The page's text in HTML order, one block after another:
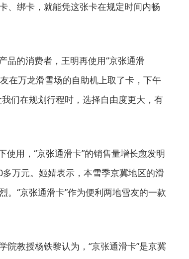
、绑卡，就能凭这张卡在规定时间内畅
的消费者，王明再使用“京张通滑
在万龙滑雪场的自助机上取了卡，下午
们在规划行程时，选择自由度更大，有
用，“京张通滑卡”的销售量增长愈发明
万元。姬婧表示，本雪季京冀地区的滑
。“京张通滑卡”作为便利两地雪友的一款
教授杨铁黎认为，“京张通滑卡”是京冀